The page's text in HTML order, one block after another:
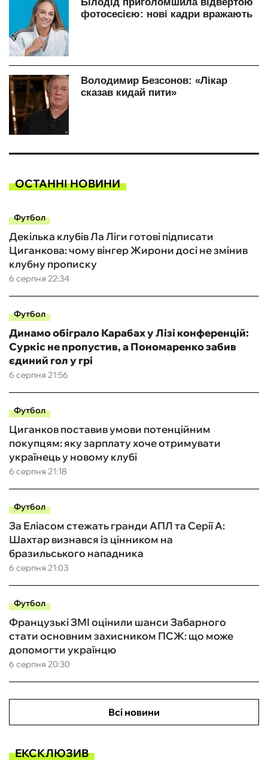
ОСТАННІ НОВИНИ
Футбол
6 серпня 22:34
Декілька клубів Ла Ліги готові підписати
Циганкова: чому вінгер Жирони досі не змінив
клубну прописку
Футбол
6 серпня 21:56
Динамо обіграло Карабах у Лізі конференцій:
Суркіс не пропустив, а Пономаренко забив
єдиний гол у грі
Футбол
6 серпня 21:18
Циганков поставив умови потенційним
покупцям: яку зарплату хоче отримувати
українець у новому клубі
Футбол
6 серпня 21:03
За Еліасом стежать гранди АПЛ та Серії А:
Шахтар визнався із цінником на
бразильського нападника
Футбол
6 серпня 20:30
Французькі ЗМІ оцінили шанси Забарного
стати основним захисником ПСЖ: що може
допомогти українцю
Всі новини
ЕКСКЛЮЗИВ